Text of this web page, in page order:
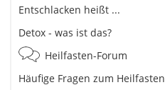
Entschlacken heißt ...
Detox - was ist das?
Heilfasten-Forum
Häufige Fragen zum Heilfasten